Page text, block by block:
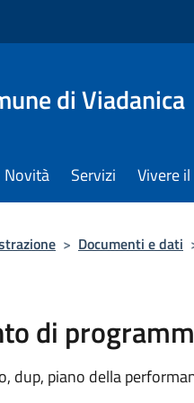
di Viadanica
Novità Servizi Vivere
> Documenti e dati
di
dup, piano della